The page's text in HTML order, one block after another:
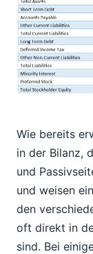
Wie bereits
in der Bilanz,
und
und weisen
den
oft direkt in
sind. Bei